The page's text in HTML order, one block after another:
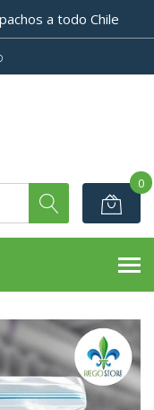
a todo Chile
0